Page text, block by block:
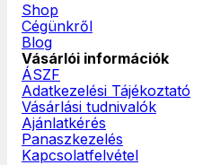
Shop
Cégünkről
Blog
Vásárlói információk
ÁSZF
Adatkezelési Tájékoztató
Vásárlási tudnivalók
Ajánlatkérés
Panaszkezelés
Kapcsolatfelvétel